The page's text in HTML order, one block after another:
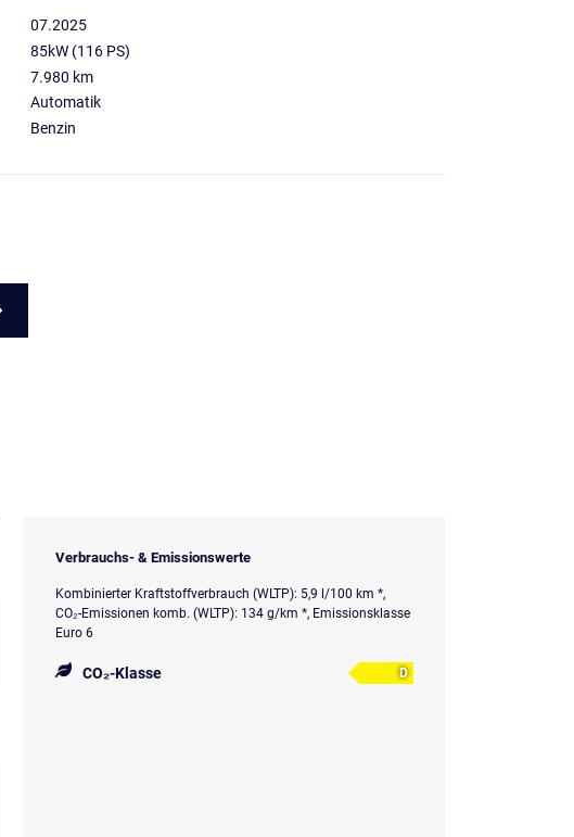
07.2025
85kW (116 PS)
7.980 km
Automatik
Benzin
Verbrauchs- & Emissionswerte
Kombinierter Kraftstoffverbrauch (WLTP): 5,9 l/100 km *,
CO₂-Emissionen komb. (WLTP): 134 g/km *, Emissionsklasse
Euro 6
CO₂-Klasse D